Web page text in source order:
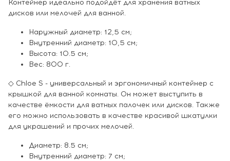
Контейнер идеально подойдёт для хранения ватных
дисков или мелочей для ванной.
Наружный диаметр: 12,5 см;
Внутренний диаметр: 10,5 см;
Высота: 10.5 см;
Вес: 800 г.
◇ Chloe S - универсальный и эргономичный контейнер с
крышкой для ванной комнаты. Он может выступить в
качестве ёмкости для ватных палочек или дисков. Также
его можно использовать в качестве красивой шкатулки
для украшений и прочих мелочей.
Диаметр: 8.5 см;
Внутренний диаметр: 7 см;